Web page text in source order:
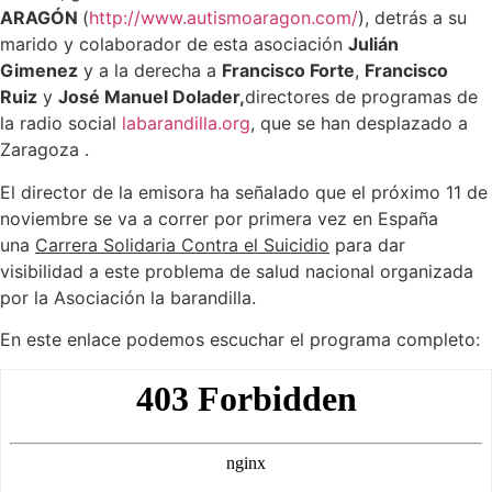
ARAGÓN (http://www.autismoaragon.com/), detrás a su
marido y colaborador de esta asociación Julián
Gimenez y a la derecha a Francisco Forte, Francisco
Ruiz y José Manuel Dolader,directores de programas de
la radio social labarandilla.org, que se han desplazado a
Zaragoza .
El director de la emisora ha señalado que el próximo 11 de
noviembre se va a correr por primera vez en España
una Carrera Solidaria Contra el Suicidio para dar
visibilidad a este problema de salud nacional organizada
por la Asociación la barandilla.
En este enlace podemos escuchar el programa completo: